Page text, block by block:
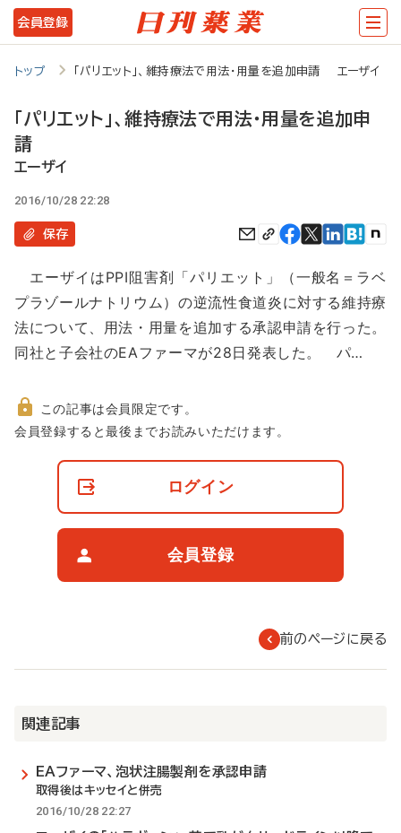
メ
イ
テ
に
動
会員登録
トップ 「パリエット」、維持療法で用法・用量を追加申請 エーザイ
「パリエット」、維持療法で用法・用量を追加申
請
エーザイ
2016/10/28 22:28
保存
エーザイはPPI阻害剤「パリエット」（一般名＝ラベ
プラゾールナトリウム）の逆流性食道炎に対する維持療
法について、用法・用量を追加する承認申請を行った。
同社と子会社のEAファーマが28日発表した。 パ…
非
この記事は会員限定です。
会員登録すると最後までお読みいただけます。
ログイン
会員登録
前のページに戻る
関連記事
EAファーマ、泡状注腸製剤を承認申請
取得後はキッセイと併売
2016/10/28 22:27